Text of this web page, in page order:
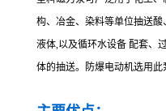
构、冶金、染料等单位抽送
液体,以及循环水设备 配套、
体的抽送。防爆电动机选用此